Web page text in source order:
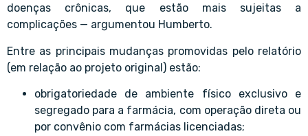
doenças crônicas, que estão mais sujeitas a
complicações — argumentou Humberto.
Entre as principais mudanças promovidas pelo relatório
(em relação ao projeto original) estão:
obrigatoriedade de ambiente físico exclusivo e
segregado para a farmácia, com operação direta ou
por convênio com farmácias licenciadas;